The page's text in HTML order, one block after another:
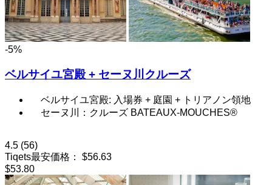
-5%
ベルサイユ宮殿 + セーヌ川クルーズ
ベルサイユ宮殿: 入場券 + 庭園 + トリアノン領地
セーヌ川：クルーズ BATEAUX-MOUCHES®
4.5 (56)
Tiqets最安価格：
$56.63
$53.80